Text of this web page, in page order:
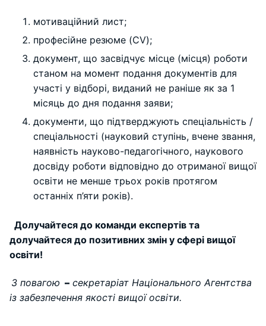
мотиваційний лист;
професійне резюме (CV);
документ, що засвідчує місце (місця) роботи
станом на момент подання документів для
участі у відборі, виданий не раніше як за 1
місяць до дня подання заяви;
документи, що підтверджують спеціальність /
спеціальності (науковий ступінь, вчене звання,
наявність науково-педагогічного, наукового
досвіду роботи відповідно до отриманої вищої
освіти не менше трьох років протягом
останніх п’яти років).
Долучайтеся до команди експертів та
долучайтеся до позитивних змін у сфері вищої
освіти!
З повагою – секретаріат Національного Агентства
із забезпечення якості вищої освіти.